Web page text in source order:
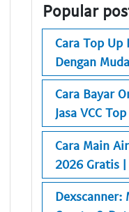
Popular
Cara Top Up
Dengan
Cara Bayar
Jasa VCC
Cara Main
2026 Gratis |
Dexscanner: